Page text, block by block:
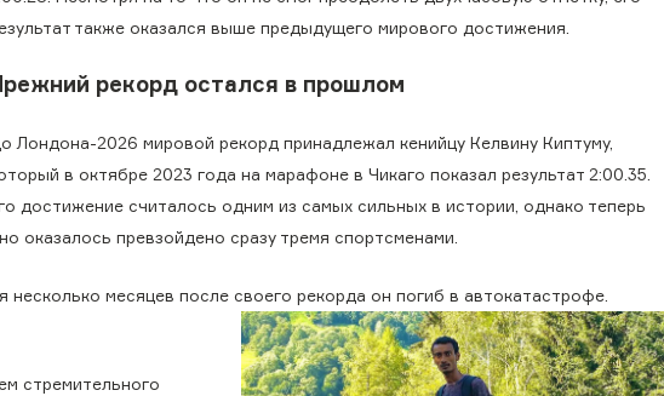
также оказался выше предыдущего мирового достижения.
рекорд остался в прошлом
Лондона-2026 мировой рекорд принадлежал кенийцу Келвину Киптуму,
в октябре 2023 года на марафоне в Чикаго показал результат 2:00.35.
достижение считалось одним из самых сильных в истории, однако теперь
оказалось превзойдено сразу тремя спортсменами.
месяцев после своего рекорда он погиб в автокатастрофе.
стремительного